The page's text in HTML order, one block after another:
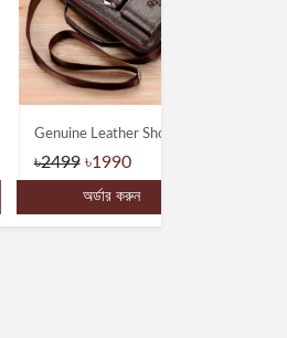
Genuine Leather Shoulder Messenger Bags
৳1990
অর্ডার করুন